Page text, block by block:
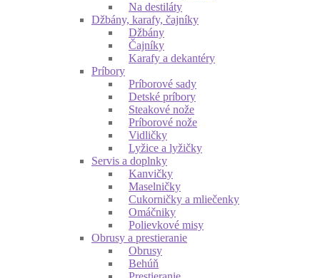
Na destiláty
Džbány, karafy, čajníky
Džbány
Čajníky
Karafy a dekantéry
Príbory
Príborové sady
Detské príbory
Steakové nože
Príborové nože
Vidličky
Lyžice a lyžičky
Servis a doplnky
Kanvičky
Maselničky
Cukorničky a mliečenky
Omáčniky
Polievkové misy
Obrusy a prestieranie
Obrusy
Behúň